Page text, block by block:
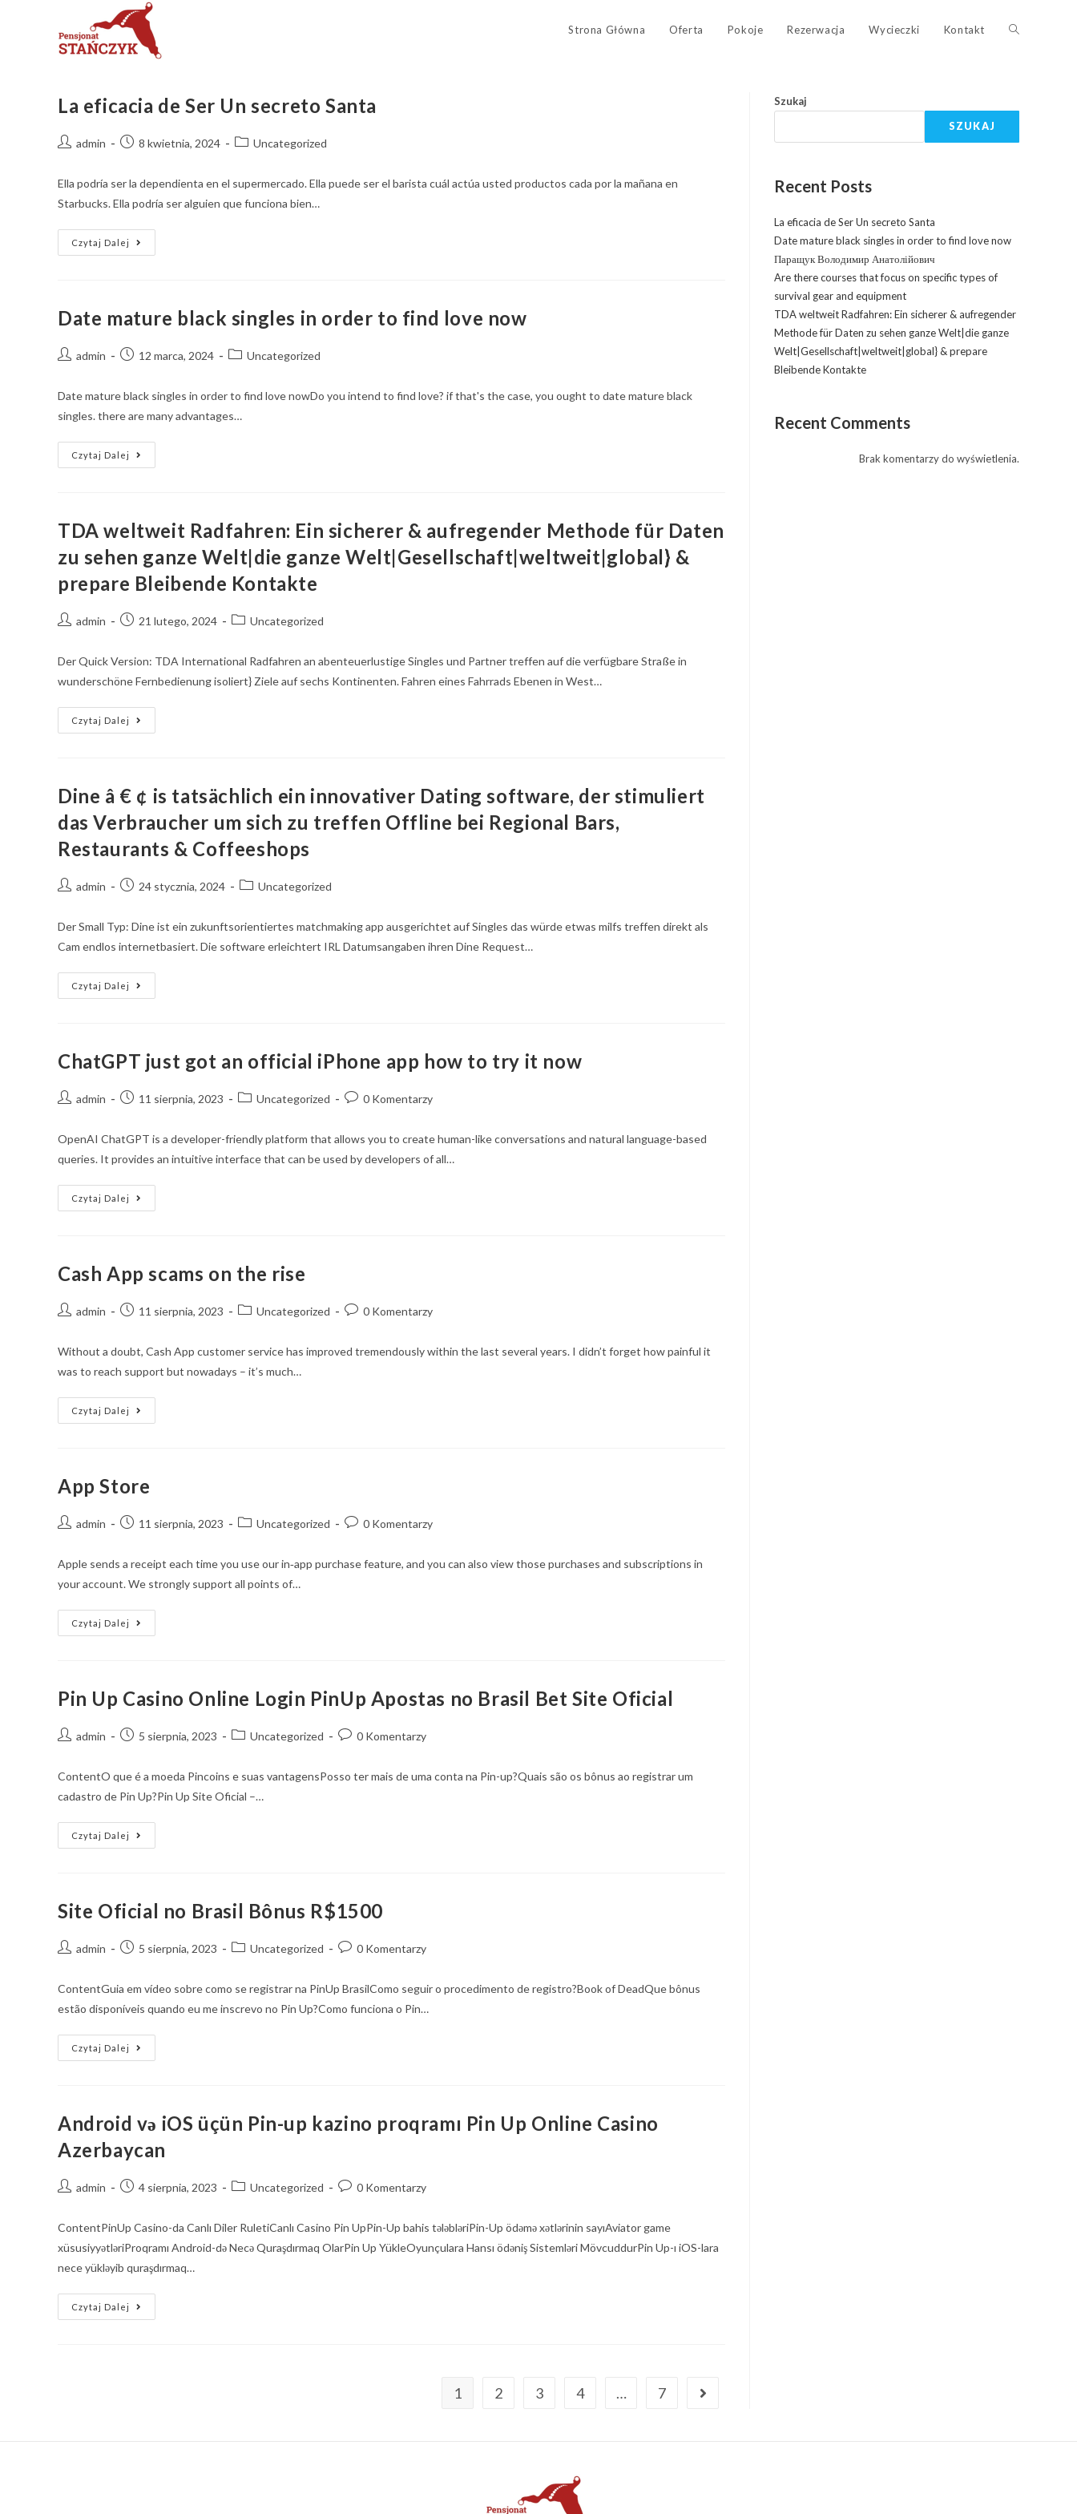
Strona Główna Oferta Pokoje Rezerwacja Wycieczki Kontakt
La eficacia de Ser Un secreto Santa
admin 8 kwietnia, 2024 Uncategorized
Ella podría ser la dependienta en el supermercado. Ella puede ser el barista cuál actúa usted productos cada por la mañana en
Starbucks. Ella podría ser alguien que funciona bien…
Czytaj Dalej
Date mature black singles in order to find love now
admin 12 marca, 2024 Uncategorized
Date mature black singles in order to find love nowDo you intend to find love? if that's the case, you ought to date mature black
singles. there are many advantages…
Czytaj Dalej
TDA weltweit Radfahren: Ein sicherer & aufregender Methode für Daten
zu sehen ganze Welt|die ganze Welt|Gesellschaft|weltweit|global} &
prepare Bleibende Kontakte
admin 21 lutego, 2024 Uncategorized
Der Quick Version: TDA International Radfahren an abenteuerlustige Singles und Partner treffen auf die verfügbare Straße in
wunderschöne Fernbedienung isoliert} Ziele auf sechs Kontinenten. Fahren eines Fahrrads Ebenen in West…
Czytaj Dalej
Dine â € ¢ is tatsächlich ein innovativer Dating software, der stimuliert
das Verbraucher um sich zu treffen Offline bei Regional Bars,
Restaurants & Coffeeshops
admin 24 stycznia, 2024 Uncategorized
Der Small Typ: Dine ist ein zukunftsorientiertes matchmaking app ausgerichtet auf Singles das würde etwas milfs treffen direkt als
Cam endlos internetbasiert. Die software erleichtert IRL Datumsangaben ihren Dine Request…
Czytaj Dalej
ChatGPT just got an official iPhone app how to try it now
admin 11 sierpnia, 2023 Uncategorized 0 Komentarzy
OpenAI ChatGPT is a developer-friendly platform that allows you to create human-like conversations and natural language-based
queries. It provides an intuitive interface that can be used by developers of all…
Czytaj Dalej
Cash App scams on the rise
admin 11 sierpnia, 2023 Uncategorized 0 Komentarzy
Without a doubt, Cash App customer service has improved tremendously within the last several years. I didn’t forget how painful it
was to reach support but nowadays – it’s much…
Czytaj Dalej
App Store
admin 11 sierpnia, 2023 Uncategorized 0 Komentarzy
Apple sends a receipt each time you use our in‑app purchase feature, and you can also view those purchases and subscriptions in
your account. We strongly support all points of…
Czytaj Dalej
Pin Up Casino Online Login PinUp Apostas no Brasil Bet Site Oficial
admin 5 sierpnia, 2023 Uncategorized 0 Komentarzy
ContentO que é a moeda Pincoins e suas vantagensPosso ter mais de uma conta na Pin-up?Quais são os bônus ao registrar um
cadastro de Pin Up?Pin Up Site Oficial –…
Czytaj Dalej
Site Oficial no Brasil Bônus R$1500
admin 5 sierpnia, 2023 Uncategorized 0 Komentarzy
ContentGuia em vídeo sobre como se registrar na PinUp BrasilComo seguir o procedimento de registro?Book of DeadQue bônus
estão disponíveis quando eu me inscrevo no Pin Up?Como funciona o Pin…
Czytaj Dalej
Android və iOS üçün Pin-up kazino proqramı Pin Up Online Casino
Azerbaycan
admin 4 sierpnia, 2023 Uncategorized 0 Komentarzy
ContentPinUp Casino-da Canlı Diler RuletiCanlı Casino Pin UpPin-Up bahis tələbləriPin-Up ödəmə xətlərinin sayıAviator game
xüsusiyyətləriProqramı Android-də Necə Quraşdırmaq OlarPin Up YükleOyunçulara Hansı ödəniş Sistemləri MövcuddurPin Up-ı iOS-lara
nece yükləyib quraşdırmaq…
Czytaj Dalej
1 2 3 4 … 7
Szukaj
SZUKAJ
Recent Posts
La eficacia de Ser Un secreto Santa
Date mature black singles in order to find love now
Паращук Володимир Анатолійович
Are there courses that focus on specific types of
survival gear and equipment
TDA weltweit Radfahren: Ein sicherer & aufregender
Methode für Daten zu sehen ganze Welt|die ganze
Welt|Gesellschaft|weltweit|global} & prepare
Bleibende Kontakte
Recent Comments
Brak komentarzy do wyświetlenia.